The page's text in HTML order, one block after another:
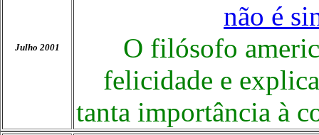
Julho 2001
não é
O filósofo
felicidade e
tanta importância à